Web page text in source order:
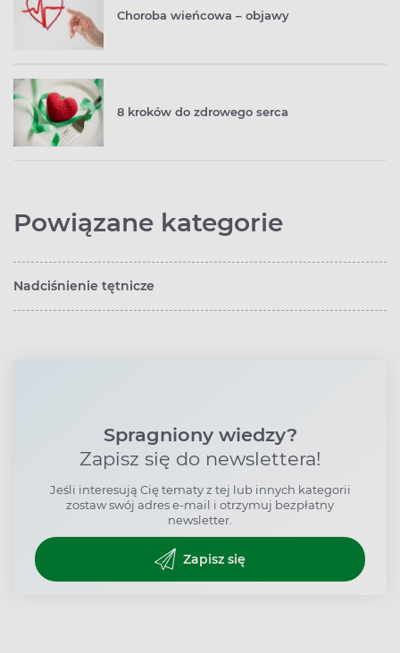
Choroba wieńcowa – objawy
8 kroków do zdrowego serca
Powiązane kategorie
Nadciśnienie tętnicze
Spragniony wiedzy?
Zapisz się do newslettera!
Jeśli interesują Cię tematy z tej lub innych kategorii
zostaw swój adres e-mail i otrzymuj bezpłatny
newsletter.
Zapisz się